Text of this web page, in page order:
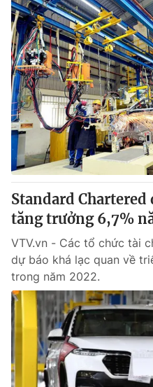
Standard Chartered
tăng trưởng 6,7%
VTV.vn - Các tổ chức tài
dự báo khá lạc quan về
trong năm 2022.